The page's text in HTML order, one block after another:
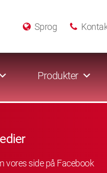
Sprog
Produkter
vores side på Facebook